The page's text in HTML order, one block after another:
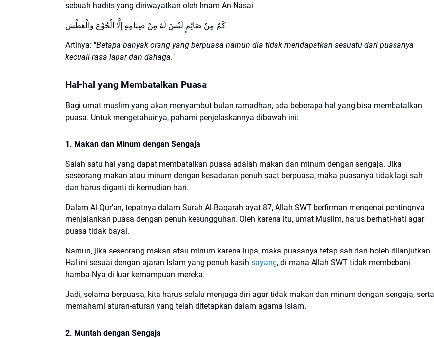
sebuah hadits yang diriwayatkan oleh Imam An-Nasai
كَمْ مِنْ صَائِمٍ لَيْسَ لَهُ مِنْ صِيَامِهِ إِلَّا الْجُوْع وَالْعَطْش
Artinya: "Betapa banyak orang yang berpuasa namun dia tidak mendapatkan sesuatu dari puasanya
kecuali rasa lapar dan dahaga."
Hal-hal yang Membatalkan Puasa
Bagi umat muslim yang akan menyambut bulan ramadhan, ada beberapa hal yang bisa membatalkan
puasa. Untuk mengetahuinya, pahami penjelaskannya dibawah ini:
1. Makan dan Minum dengan Sengaja
Salah satu hal yang dapat membatalkan puasa adalah makan dan minum dengan sengaja. Jika
seseorang makan atau minum dengan kesadaran penuh saat berpuasa, maka puasanya tidak lagi sah
dan harus diganti di kemudian hari.
Dalam Al-Qur'an, tepatnya dalam Surah Al-Baqarah ayat 87, Allah SWT berfirman mengenai pentingnya
menjalankan puasa dengan penuh kesungguhan. Oleh karena itu, umat Muslim, harus berhati-hati agar
puasa tidak bayal.
Namun, jika seseorang makan atau minum karena lupa, maka puasanya tetap sah dan boleh dilanjutkan.
Hal ini sesuai dengan ajaran Islam yang penuh kasih sayang, di mana Allah SWT tidak membebani
hamba-Nya di luar kemampuan mereka.
Jadi, selama berpuasa, kita harus selalu menjaga diri agar tidak makan dan minum dengan sengaja, serta
memahami aturan-aturan yang telah ditetapkan dalam agama Islam.
2. Muntah dengan Sengaja